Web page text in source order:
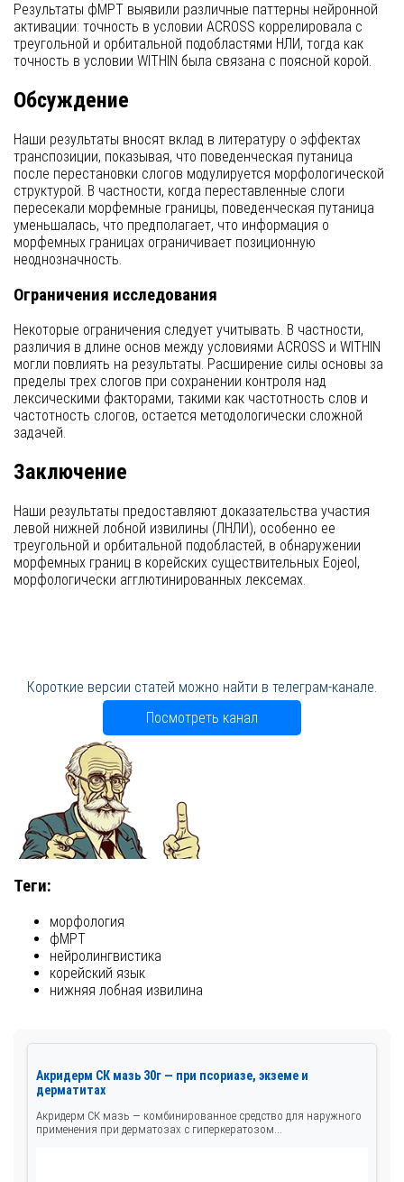
Результаты фМРТ выявили различные паттерны нейронной
активации: точность в условии ACROSS коррелировала с
треугольной и орбитальной подобластями НЛИ, тогда как
точность в условии WITHIN была связана с поясной корой.
Обсуждение
Наши результаты вносят вклад в литературу о эффектах
транспозиции, показывая, что поведенческая путаница
после перестановки слогов модулируется морфологической
структурой. В частности, когда переставленные слоги
пересекали морфемные границы, поведенческая путаница
уменьшалась, что предполагает, что информация о
морфемных границах ограничивает позиционную
неоднозначность.
Ограничения исследования
Некоторые ограничения следует учитывать. В частности,
различия в длине основ между условиями ACROSS и WITHIN
могли повлиять на результаты. Расширение силы основы за
пределы трех слогов при сохранении контроля над
лексическими факторами, такими как частотность слов и
частотность слогов, остается методологически сложной
задачей.
Заключение
Наши результаты предоставляют доказательства участия
левой нижней лобной извилины (ЛНЛИ), особенно ее
треугольной и орбитальной подобластей, в обнаружении
морфемных границ в корейских существительных Eojeol,
морфологически агглютинированных лексемах.
Короткие версии статей можно найти в телеграм-канале.
Посмотреть канал
Теги:
морфология
фМРТ
нейролингвистика
корейский язык
нижняя лобная извилина
Акридерм СК мазь 30г — при псориазе, экземе и
дерматитах
Акридерм СК мазь — комбинированное средство для наружного
применения при дерматозах с гиперкератозом...